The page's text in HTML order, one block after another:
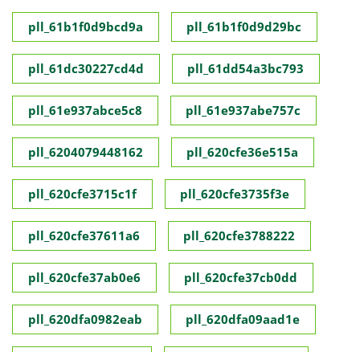
pll_61b1f0d9bcd9a pll_61b1f0d9d29bc
pll_61dc30227cd4d pll_61dd54a3bc793
pll_61e937abce5c8 pll_61e937abe757c
pll_6204079448162 pll_620cfe36e515a
pll_620cfe3715c1f pll_620cfe3735f3e
pll_620cfe37611a6 pll_620cfe3788222
pll_620cfe37ab0e6 pll_620cfe37cb0dd
pll_620dfa0982eab pll_620dfa09aad1e